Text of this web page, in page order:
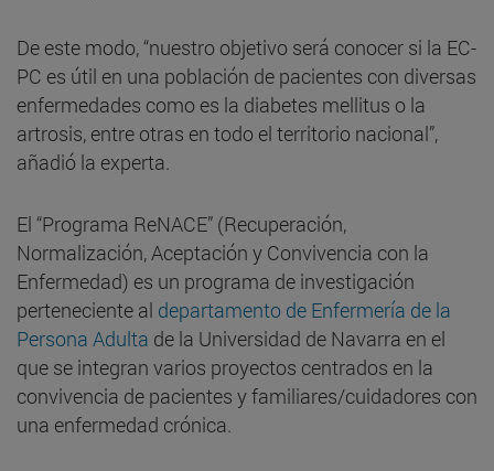
De este modo, “nuestro objetivo será conocer si la EC-
PC es útil en una población de pacientes con diversas
enfermedades como es la diabetes mellitus o la
artrosis, entre otras en todo el territorio nacional”,
añadió la experta.
El “Programa ReNACE” (Recuperación,
Normalización, Aceptación y Convivencia con la
Enfermedad) es un programa de investigación
perteneciente al departamento de Enfermería de la
Persona Adulta de la Universidad de Navarra en el
que se integran varios proyectos centrados en la
convivencia de pacientes y familiares/cuidadores con
una enfermedad crónica.